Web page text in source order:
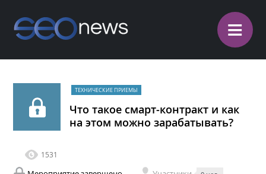
≡
ТЕХНИЧЕСКИЕ ПРИЕМЫ
Что такое смарт-контракт и как
на этом можно зарабатывать?
1531